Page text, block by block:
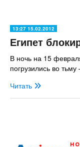
13:27 15.02.2012
Египет
В ночь на 15
погрузились во
Читать